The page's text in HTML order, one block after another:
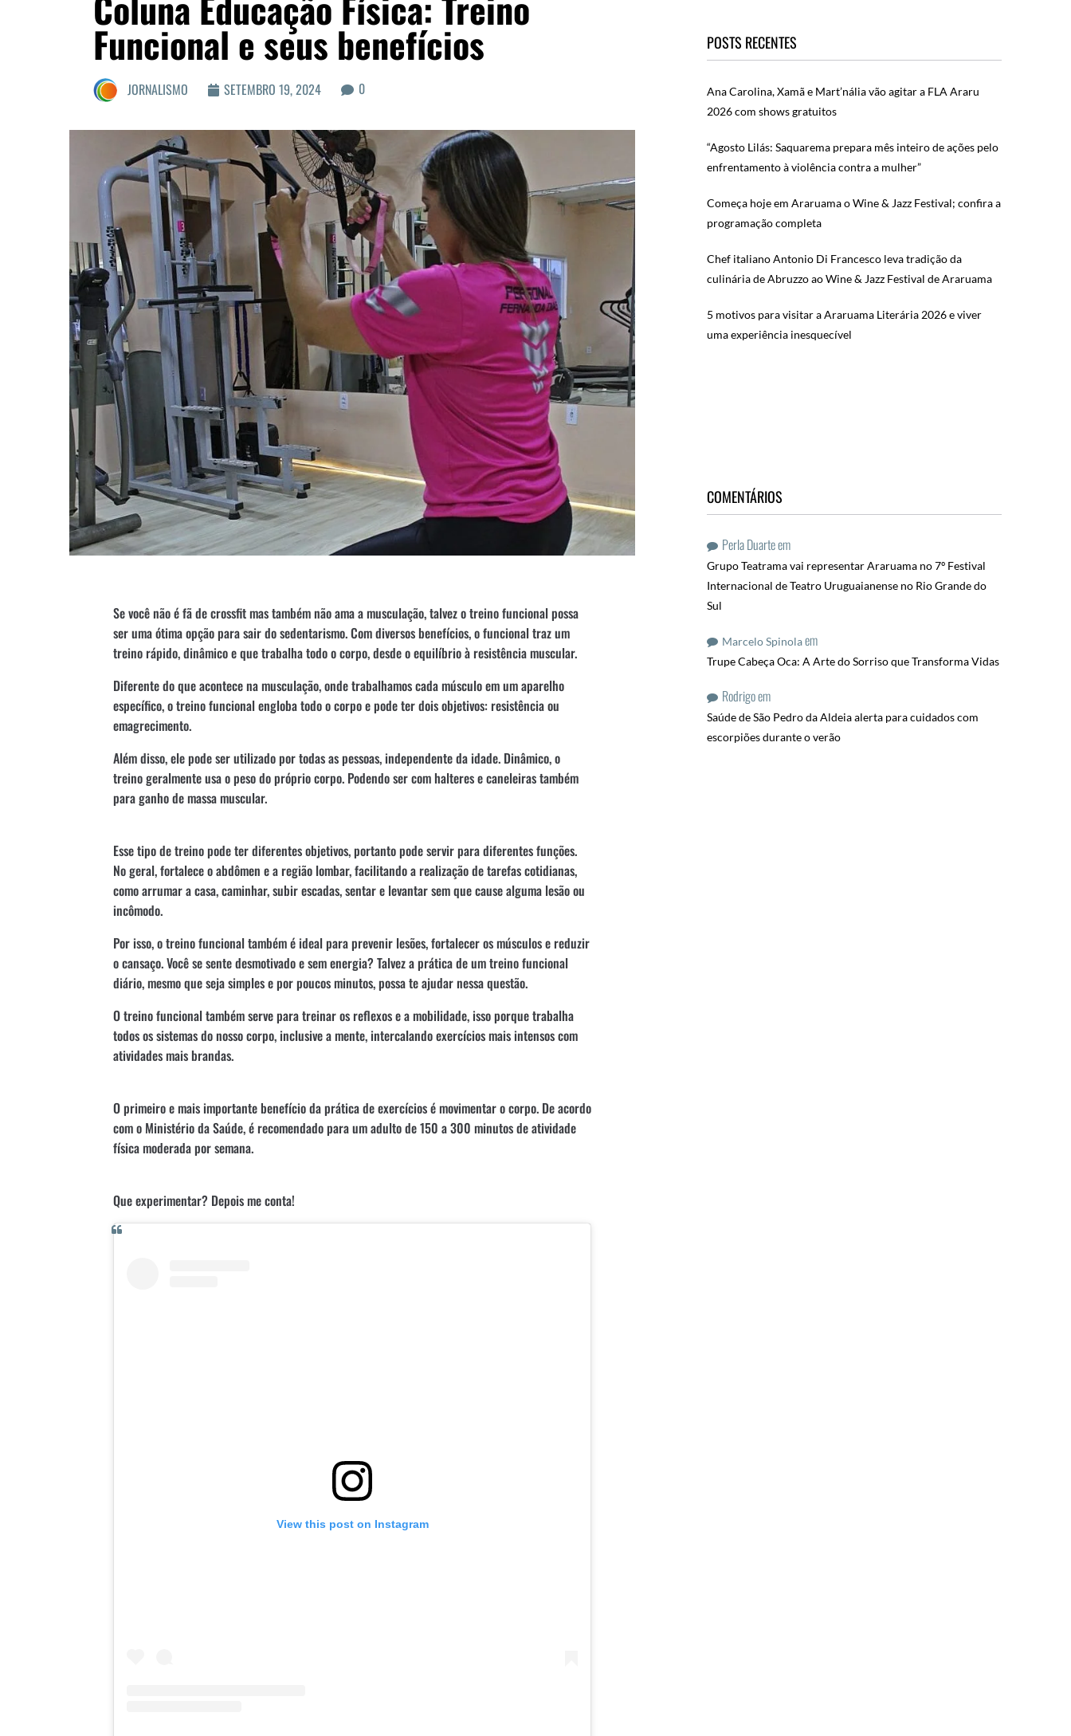
Funcional e seus benefícios
JORNALISMO SETEMBRO 19, 2024 0
Se você não é fã de crossfit mas também não ama a musculação, talvez o treino funcional possa
ser uma ótima opção para sair do sedentarismo. Com diversos benefícios, o funcional traz um
treino rápido, dinâmico e que trabalha todo o corpo, desde o equilíbrio à resistência muscular.
Diferente do que acontece na musculação, onde trabalhamos cada músculo em um aparelho
específico, o treino funcional engloba todo o corpo e pode ter dois objetivos: resistência ou
emagrecimento.
Além disso, ele pode ser utilizado por todas as pessoas, independente da idade. Dinâmico, o
treino geralmente usa o peso do próprio corpo. Podendo ser com halteres e caneleiras também
para ganho de massa muscular.
Esse tipo de treino pode ter diferentes objetivos, portanto pode servir para diferentes funções.
No geral, fortalece o abdômen e a região lombar, facilitando a realização de tarefas cotidianas,
como arrumar a casa, caminhar, subir escadas, sentar e levantar sem que cause alguma lesão ou
incômodo.
Por isso, o treino funcional também é ideal para prevenir lesões, fortalecer os músculos e reduzir
o cansaço. Você se sente desmotivado e sem energia? Talvez a prática de um treino funcional
diário, mesmo que seja simples e por poucos minutos, possa te ajudar nessa questão.
O treino funcional também serve para treinar os reflexos e a mobilidade, isso porque trabalha
todos os sistemas do nosso corpo, inclusive a mente, intercalando exercícios mais intensos com
atividades mais brandas.
O primeiro e mais importante benefício da prática de exercícios é movimentar o corpo. De acordo
com o Ministério da Saúde, é recomendado para um adulto de 150 a 300 minutos de atividade
física moderada por semana.
Que experimentar? Depois me conta!
View this post on Instagram
POSTS RECENTES
Ana Carolina, Xamã e Mart’nália vão agitar a FLA Araru
2026 com shows gratuitos
“Agosto Lilás: Saquarema prepara mês inteiro de ações pelo
enfrentamento à violência contra a mulher”
Começa hoje em Araruama o Wine & Jazz Festival; confira a
programação completa
Chef italiano Antonio Di Francesco leva tradição da
culinária de Abruzzo ao Wine & Jazz Festival de Araruama
5 motivos para visitar a Araruama Literária 2026 e viver
uma experiência inesquecível
COMENTÁRIOS
Perla Duarteem
Grupo Teatrama vai representar Araruama no 7º Festival
Internacional de Teatro Uruguaianense no Rio Grande do
Sul
Marcelo Spinolaem
Trupe Cabeça Oca: A Arte do Sorriso que Transforma Vidas
Rodrigoem
Saúde de São Pedro da Aldeia alerta para cuidados com
escorpiões durante o verão